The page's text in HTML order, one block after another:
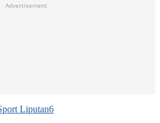
Advertisement
Liputan6